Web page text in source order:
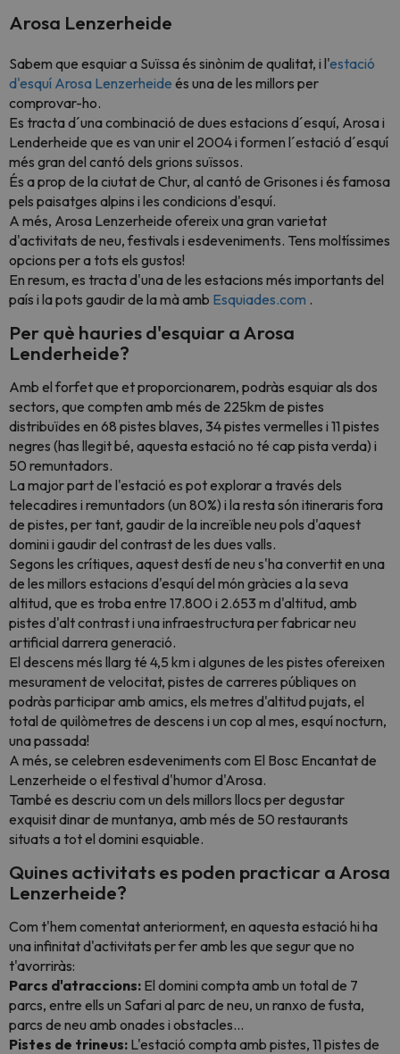
Arosa Lenzerheide
Sabem que esquiar a Suïssa és sinònim de qualitat, i l'estació
d'esquí Arosa Lenzerheide és una de les millors per
comprovar-ho.
Es tracta d´una combinació de dues estacions d´esquí, Arosa i
Lenderheide que es van unir el 2004 i formen l´estació d´esquí
més gran del cantó dels grions suïssos.
És a prop de la ciutat de Chur, al cantó de Grisones i és famosa
pels paisatges alpins i les condicions d'esquí.
A més, Arosa Lenzerheide ofereix una gran varietat
d'activitats de neu, festivals i esdeveniments. Tens moltíssimes
opcions per a tots els gustos!
En resum, es tracta d'una de les estacions més importants del
país i la pots gaudir de la mà amb Esquiades.com .
Per què hauries d'esquiar a Arosa
Lenderheide?
Amb el forfet que et proporcionarem, podràs esquiar als dos
sectors, que compten amb més de 225km de pistes
distribuïdes en 68 pistes blaves, 34 pistes vermelles i 11 pistes
negres (has llegit bé, aquesta estació no té cap pista verda) i
50 remuntadors.
La major part de l'estació es pot explorar a través dels
telecadires i remuntadors (un 80%) i la resta són itineraris fora
de pistes, per tant, gaudir de la increïble neu pols d'aquest
domini i gaudir del contrast de les dues valls.
Segons les crítiques, aquest destí de neu s'ha convertit en una
de les millors estacions d'esquí del món gràcies a la seva
altitud, que es troba entre 17.800 i 2.653 m d'altitud, amb
pistes d'alt contrast i una infraestructura per fabricar neu
artificial darrera generació.
El descens més llarg té 4,5 km i algunes de les pistes ofereixen
mesurament de velocitat, pistes de carreres públiques on
podràs participar amb amics, els metres d'altitud pujats, el
total de quilòmetres de descens i un cop al mes, esquí nocturn,
una passada!
A més, se celebren esdeveniments com El Bosc Encantat de
Lenzerheide o el festival d'humor d'Arosa.
També es descriu com un dels millors llocs per degustar
exquisit dinar de muntanya, amb més de 50 restaurants
situats a tot el domini esquiable.
Quines activitats es poden practicar a Arosa
Lenzerheide?
Com t'hem comentat anteriorment, en aquesta estació hi ha
una infinitat d'activitats per fer amb les que segur que no
t'avorriràs:
Parcs d'atraccions: El domini compta amb un total de 7
parcs, entre ells un Safari al parc de neu, un ranxo de fusta,
parcs de neu amb onades i obstacles…
Pistes de trineus: L'estació compta amb pistes, 11 pistes de